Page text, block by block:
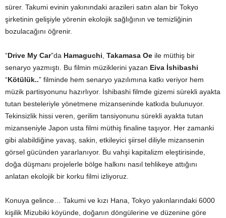
sürer. Takumi evinin yakınındaki arazileri satın alan bir Tokyo
şirketinin gelişiyle yörenin ekolojik sağlığının ve temizliğinin
bozulacağını öğrenir.
“Drive My Car”da Hamaguchi, Takamasa Oe ile müthiş bir
senaryo yazmıştı. Bu filmin müziklerini yazan Eiva İshibashi
“Kötülük..” filminde hem senaryo yazılımına katkı veriyor hem
müzik partisyonunu hazırlıyor. İshibashi filmde gizemi sürekli ayakta
tutan besteleriyle yönetmene mizanseninde katkıda bulunuyor.
Tekinsizlik hissi veren, gerilim tansiyonunu sürekli ayakta tutan
mizanseniyle Japon usta filmi müthiş finaline taşıyor. Her zamanki
gibi alabildiğine yavaş, sakin, etkileyici şiirsel diliyle mizansenin
görsel gücünden yararlanıyor. Bu vahşi kapitalizm eleştirisinde,
doğa düşmanı projelerle bölge halkını nasıl tehlikeye attığını
anlatan ekolojik bir korku filmi izliyoruz.
Konuya gelince… Takumi ve kızı Hana, Tokyo yakınlarındaki 6000
kişilik Mizubiki köyünde, doğanın döngülerine ve düzenine göre